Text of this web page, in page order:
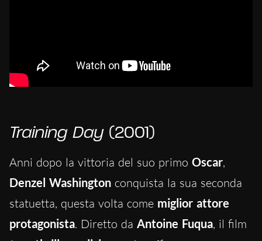
Training Day (2001)
Anni dopo la vittoria del suo primo Oscar,
Denzel Washington conquista la sua seconda
statuetta, questa volta come miglior attore
protagonista. Diretto da Antoine Fuqua, il film